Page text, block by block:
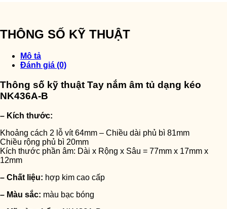
THÔNG SỐ KỸ THUẬT
Mô tả
Đánh giá (0)
Thông số kỹ thuật Tay nắm âm tủ dạng kéo
NK436A-B
– Kích thước:
Khoảng cách 2 lỗ vít 64mm – Chiều dài phủ bì 81mm
Chiều rộng phủ bì 20mm
Kích thước phần âm: Dài x Rộng x Sâu = 77mm x 17mm x
12mm
– Chất liệu: hợp kim cao cấp
– Màu sắc: màu bạc bóng